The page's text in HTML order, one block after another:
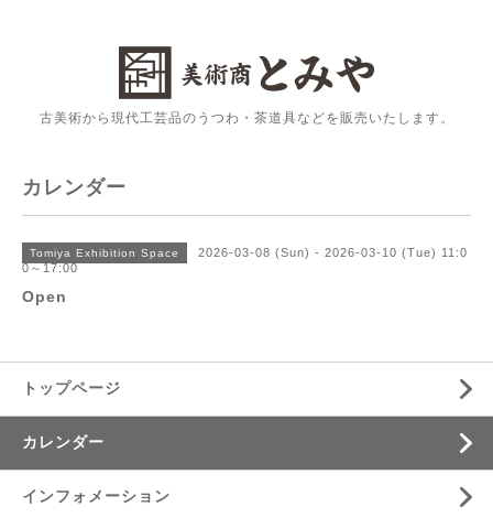
古美術から現代工芸品のうつわ・茶道具などを販売いたします。
カレンダー
Tomiya Exhibition Space
2026-03-08 (Sun) - 2026-03-10 (Tue) 11:0
0～17:00
Open
トップページ
カレンダー
インフォメーション